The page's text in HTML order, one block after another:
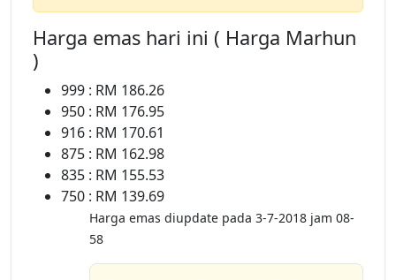
Harga emas hari ini ( Harga Marhun
)
999 : RM 186.26
950 : RM 176.95
916 : RM 170.61
875 : RM 162.98
835 : RM 155.53
750 : RM 139.69
Harga emas diupdate pada 3-7-2018 jam 08-
58